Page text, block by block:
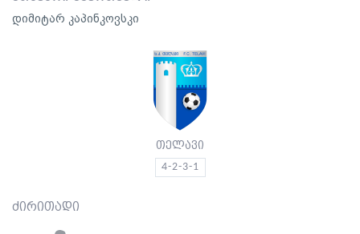
დიმიტარ კაპინკოვსკი
თელავი
4-2-3-1
ძირითადი